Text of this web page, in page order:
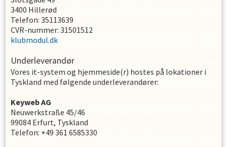
3400 Hillerød
Telefon: 35113639
CVR-nummer: 31501512
klubmodul.dk
Underleverandør
Vores it-system og hjemmeside(r) hostes på lokationer i
Tyskland med følgende underleverandører:
Keyweb AG
Neuwerkstraße 45/46
99084 Erfurt, Tyskland
Telefon: +49 361 6585330